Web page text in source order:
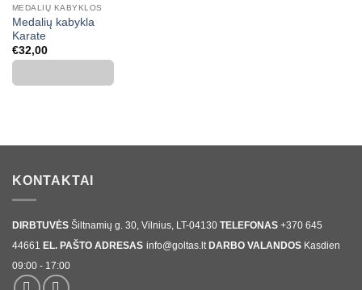
MEDALIŲ KABYKLOS
Medalių kabykla
Karate
€32,00
KONTAKTAI
DIRBTUVĖS Šiltnamių g. 30, Vilnius, LT-04130 TELEFONAS +370 645
44661 EL. PAŠTO ADRESAS info@goltas.lt DARBO VALANDOS Kasdien
09:00 - 17:00